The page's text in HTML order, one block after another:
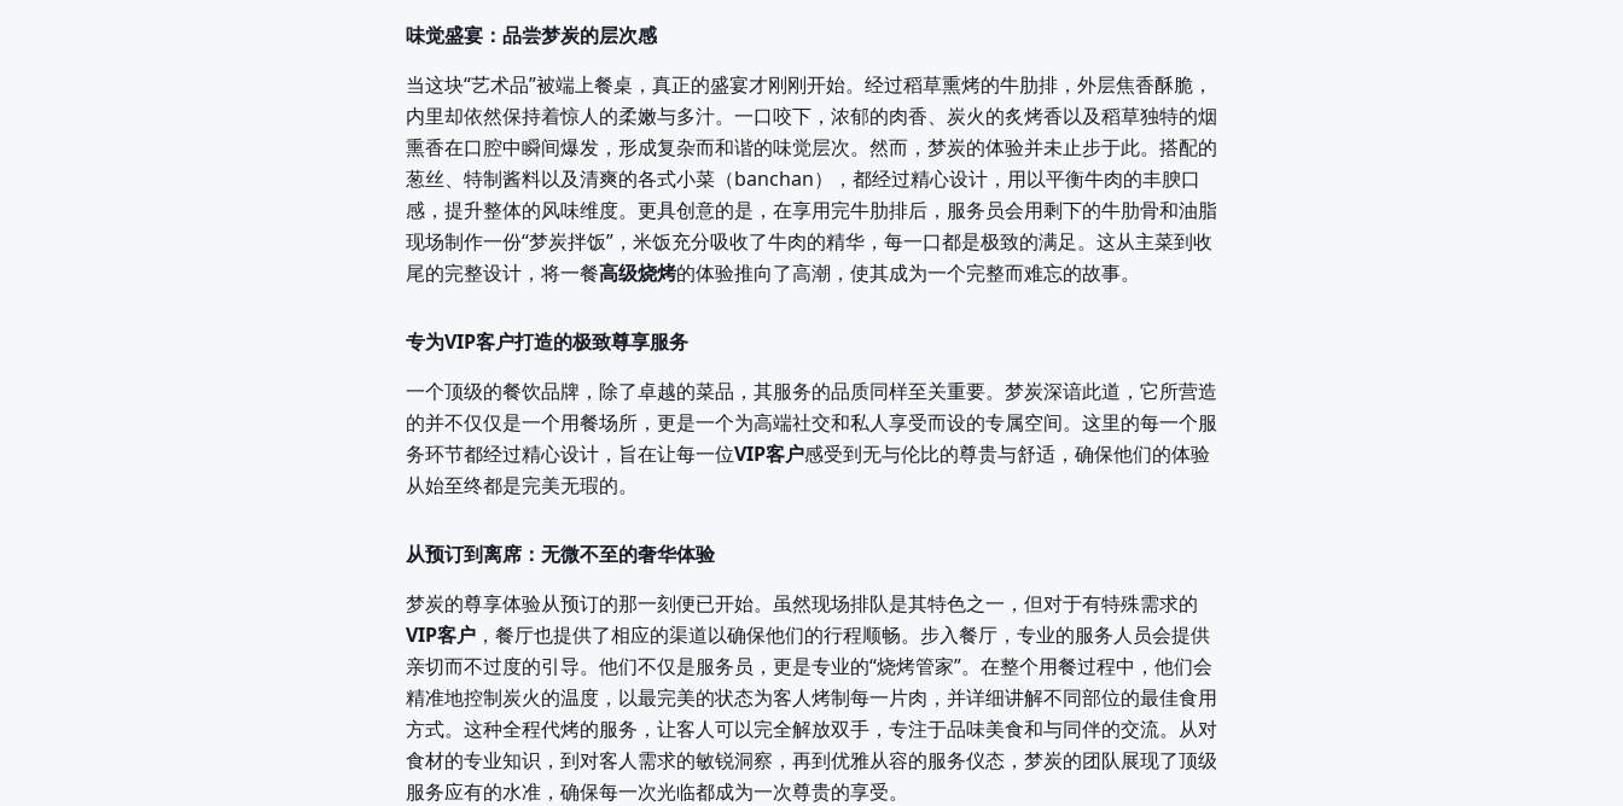
味觉盛宴：品尝梦炭的层次感
当这块“艺术品”被端上餐桌，真正的盛宴才刚刚开始。经过稻草熏烤的牛肋排，外层焦香酥脆，
内里却依然保持着惊人的柔嫩与多汁。一口咬下，浓郁的肉香、炭火的炙烤香以及稻草独特的烟
熏香在口腔中瞬间爆发，形成复杂而和谐的味觉层次。然而，梦炭的体验并未止步于此。搭配的
葱丝、特制酱料以及清爽的各式小菜（banchan），都经过精心设计，用以平衡牛肉的丰腴口
感，提升整体的风味维度。更具创意的是，在享用完牛肋排后，服务员会用剩下的牛肋骨和油脂
现场制作一份“梦炭拌饭”，米饭充分吸收了牛肉的精华，每一口都是极致的满足。这从主菜到收
尾的完整设计，将一餐高级烧烤的体验推向了高潮，使其成为一个完整而难忘的故事。
专为VIP客户打造的极致尊享服务
一个顶级的餐饮品牌，除了卓越的菜品，其服务的品质同样至关重要。梦炭深谙此道，它所营造
的并不仅仅是一个用餐场所，更是一个为高端社交和私人享受而设的专属空间。这里的每一个服
务环节都经过精心设计，旨在让每一位VIP客户感受到无与伦比的尊贵与舒适，确保他们的体验
从始至终都是完美无瑕的。
从预订到离席：无微不至的奢华体验
梦炭的尊享体验从预订的那一刻便已开始。虽然现场排队是其特色之一，但对于有特殊需求的
VIP客户 ，餐厅也提供了相应的渠道以确保他们的行程顺畅。步入餐厅，专业的服务人员会提供
亲切而不过度的引导。他们不仅是服务员，更是专业的“烧烤管家”。在整个用餐过程中，他们会
精准地控制炭火的温度，以最完美的状态为客人烤制每一片肉，并详细讲解不同部位的最佳食用
方式。这种全程代烤的服务，让客人可以完全解放双手，专注于品味美食和与同伴的交流。从对
食材的专业知识，到对客人需求的敏锐洞察，再到优雅从容的服务仪态，梦炭的团队展现了顶级
服务应有的水准，确保每一次光临都成为一次尊贵的享受。